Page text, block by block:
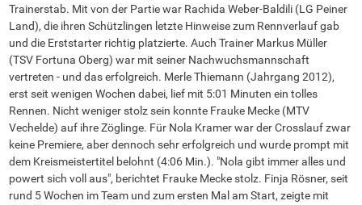
Trainerstab. Mit von der Partie war Rachida Weber-Baldili (LG Peiner
Land), die ihren Schützlingen letzte Hinweise zum Rennverlauf gab
und die Erststarter richtig platzierte. Auch Trainer Markus Müller
(TSV Fortuna Oberg) war mit seiner Nachwuchsmannschaft
vertreten - und das erfolgreich. Merle Thiemann (Jahrgang 2012),
erst seit wenigen Wochen dabei, lief mit 5:01 Minuten ein tolles
Rennen. Nicht weniger stolz sein konnte Frauke Mecke (MTV
Vechelde) auf ihre Zöglinge. Für Nola Kramer war der Crosslauf zwar
keine Premiere, aber dennoch sehr erfolgreich und wurde prompt mit
dem Kreismeistertitel belohnt (4:06 Min.). "Nola gibt immer alles und
powert sich voll aus", berichtet Frauke Mecke stolz. Finja Rösner, seit
rund 5 Wochen im Team und zum ersten Mal am Start, zeigte mit